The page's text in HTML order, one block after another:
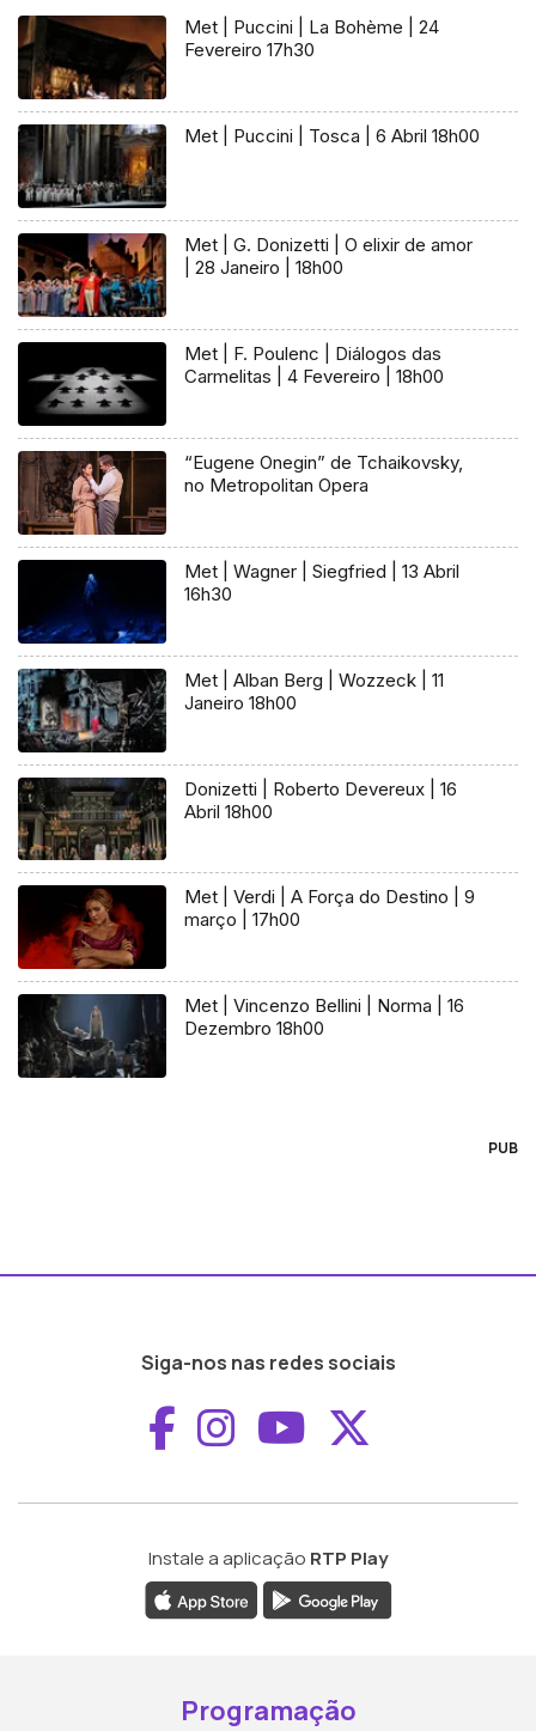
Met | Puccini | La Bohème | 24
Fevereiro 17h30
Met | Puccini | Tosca | 6 Abril 18h00
Met | G. Donizetti | O elixir de amor
| 28 Janeiro | 18h00
Met | F. Poulenc | Diálogos das
Carmelitas | 4 Fevereiro | 18h00
“Eugene Onegin” de Tchaikovsky,
no Metropolitan Opera
Met | Wagner | Siegfried | 13 Abril
16h30
Met | Alban Berg | Wozzeck | 11
Janeiro 18h00
Donizetti | Roberto Devereux | 16
Abril 18h00
Met | Verdi | A Força do Destino | 9
março | 17h00
Met | Vincenzo Bellini | Norma | 16
Dezembro 18h00
PUB
Siga-nos nas redes sociais
Aceder ao
Aceder ao
Aceder ao
Instale a aplicação RTP Play
Programação